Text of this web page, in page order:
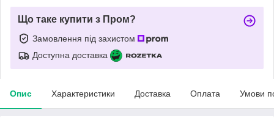
Що таке купити з Пром?
Замовлення під захистом
Доступна доставка
Опис Характеристики Доставка Оплата Умови